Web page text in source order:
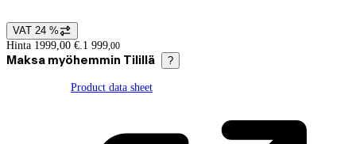
Price details
VAT 24 %
Hinta 1999,00 €. 1 999,00
Maksa myöhemmin Tilillä ?
Product data sheet